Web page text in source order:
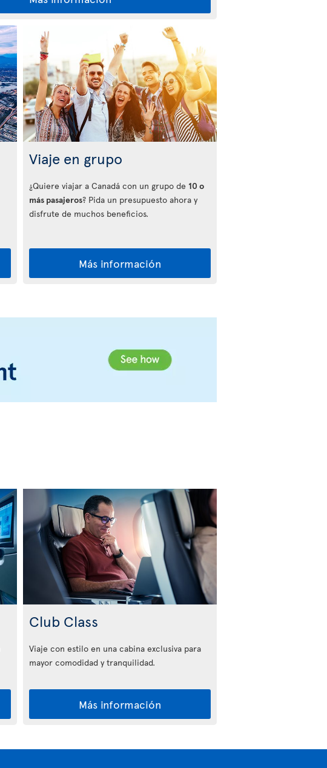
Viaje en grupo
¿Quiere viajar a Canadá con un grupo de 10 o
más pasajeros? Pida un presupuesto ahora y
disfrute de muchos beneficios.
Más información
Club Class
Viaje con estilo en una cabina exclusiva para
mayor comodidad y tranquilidad.
Más información